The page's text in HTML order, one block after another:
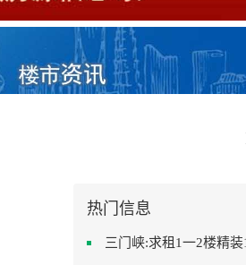
热门信息
三门峡:求租1一2楼精装100平方里面基